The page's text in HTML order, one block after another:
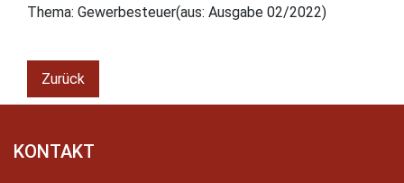
Thema: Gewerbesteuer(aus: Ausgabe 02/2022)
Zurück
KONTAKT